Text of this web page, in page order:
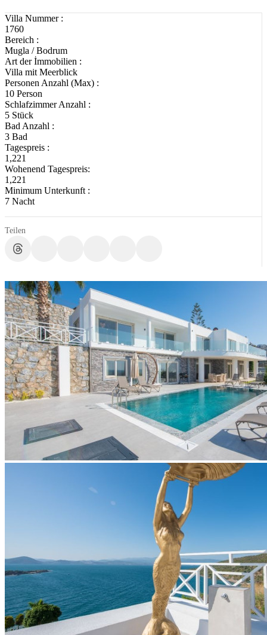
Villa Nummer :
1760
Bereich :
Mugla / Bodrum
Art der İmmobilien :
Villa mit Meerblick
Personen Anzahl (Max) :
10 Person
Schlafzimmer Anzahl :
5 Stück
Bad Anzahl :
3 Bad
Tagespreis :
1,221
Wohenend Tagespreis:
1,221
Minimum Unterkunft :
7 Nacht
Teilen